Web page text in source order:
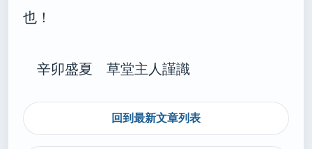
也！
辛卯盛夏 草堂主人謹識
回到最新文章列表